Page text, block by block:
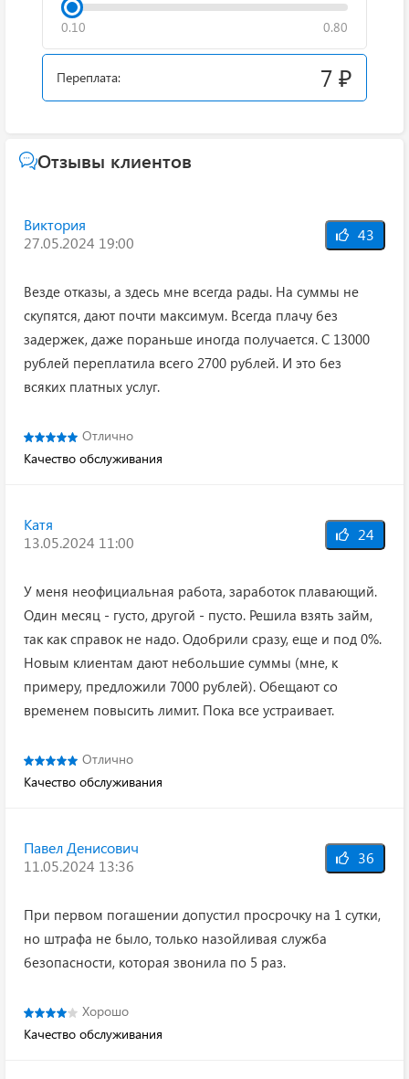
0.10 0.80
Переплата: 7 ₽
Отзывы клиентов
Виктория
27.05.2024 19:00
43
Везде отказы, а здесь мне всегда рады. На суммы не
скупятся, дают почти максимум. Всегда плачу без
задержек, даже пораньше иногда получается. С 13000
рублей переплатила всего 2700 рублей. И это без
всяких платных услуг.
Отлично
Качество обслуживания
Катя
13.05.2024 11:00
24
У меня неофициальная работа, заработок плавающий.
Один месяц - густо, другой - пусто. Решила взять займ,
так как справок не надо. Одобрили сразу, еще и под 0%.
Новым клиентам дают небольшие суммы (мне, к
примеру, предложили 7000 рублей). Обещают со
временем повысить лимит. Пока все устраивает.
Отлично
Качество обслуживания
Павел Денисович
11.05.2024 13:36
36
При первом погашении допустил просрочку на 1 сутки,
но штрафа не было, только назойливая служба
безопасности, которая звонила по 5 раз.
Хорошо
Качество обслуживания